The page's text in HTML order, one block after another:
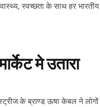
स्वच्छता के साथ हर
मे उतारा
के ब्राण्ड ऊषा केबल ने